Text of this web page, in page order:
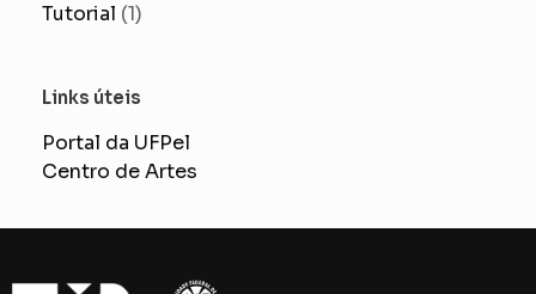
Tutorial (1)
Links úteis
Portal da UFPel
Centro de Artes